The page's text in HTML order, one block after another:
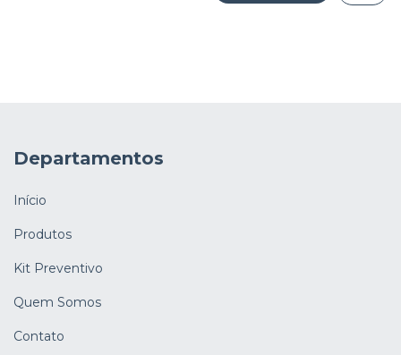
Departamentos
Início
Produtos
Kit Preventivo
Quem Somos
Contato